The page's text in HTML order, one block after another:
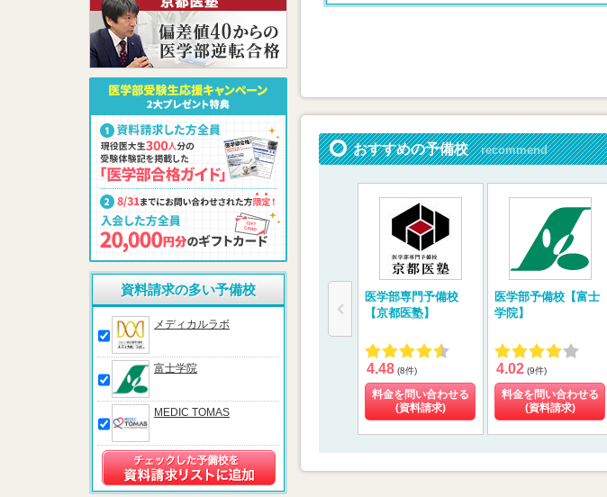
おすすめの予備校 recommend
医学部専門予備校
【京都医塾】
4.48 (8件)
料金を問い合わせる
(資料請求)
医学部予備校【富士
学院】
4.02 (9件)
料金を問い合わせる
(資料請求)
資料請求の多い予備校
メディカルラボ
富士学院
MEDIC TOMAS